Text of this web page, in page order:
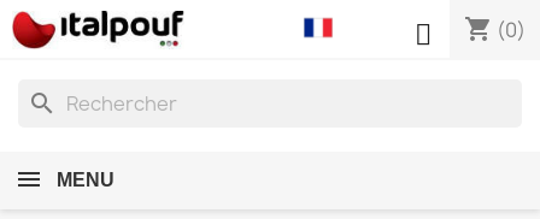
shopping_cart (0)

search
MENU